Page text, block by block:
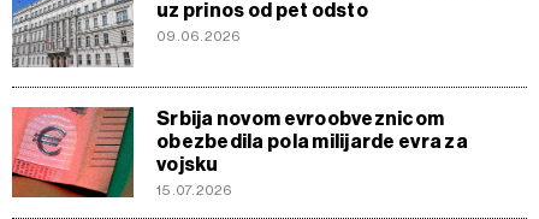
klikom na „Prikaži detalje“. Pristanak možete u bilo kojem
trenutku opozvati bez negativnih posledica.
uz prinos od pet odsto
09.06.2026
Srbija novom evroobveznicom
obezbedila pola milijarde evra za
vojsku
15.07.2026